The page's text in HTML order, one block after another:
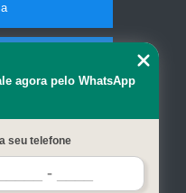
agora pelo WhatsApp
seu telefone